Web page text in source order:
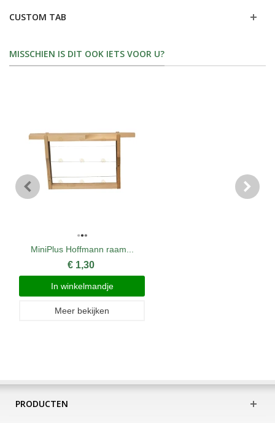
CUSTOM TAB
MISSCHIEN IS DIT OOK IETS VOOR U?
MiniPlus Hoffmann raam...
€ 1,30
In winkelmandje
Meer bekijken
PRODUCTEN